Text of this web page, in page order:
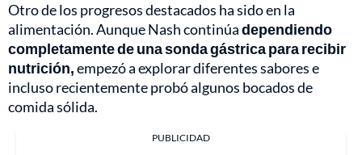
Otro de los progresos destacados ha sido en la
alimentación. Aunque Nash continúadependiendo
completamente de una sonda gástrica para recibir
nutrición,empezó a explorar diferentes sabores e
incluso recientemente probó algunos bocados de
comida sólida.
PUBLICIDAD